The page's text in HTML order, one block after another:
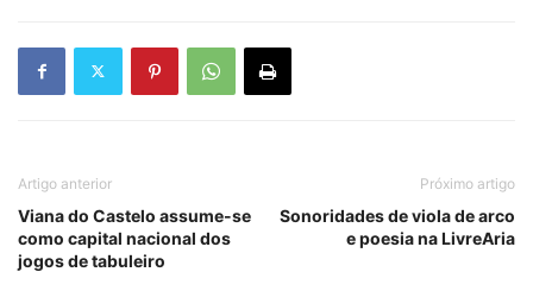
Artigo anterior
Viana do Castelo assume-se
como capital nacional dos
jogos de tabuleiro
Próximo artigo
Sonoridades de viola de arco
e poesia na LivreAria